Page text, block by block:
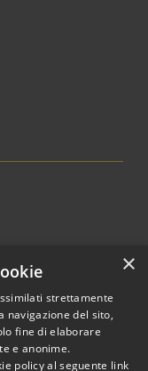
© 2026 • Comune di
×
strettamente
navigazione del sito,
fine di elaborare
e anonime.
policy al seguente link